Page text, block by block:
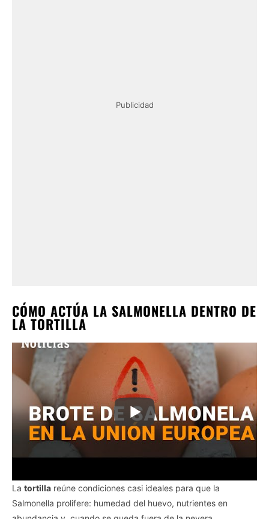
Publicidad
CÓMO ACTÚA LA SALMONELLA DENTRO DE
LA TORTILLA
La tortilla reúne condiciones casi ideales para que la
Salmonella prolifere: humedad del huevo, nutrientes en